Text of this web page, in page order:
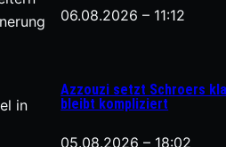
in
06.08.2026 – 11:12
Azzouzi setzt Schroers
bleibt kompliziert
05.08.2026 – 18:02